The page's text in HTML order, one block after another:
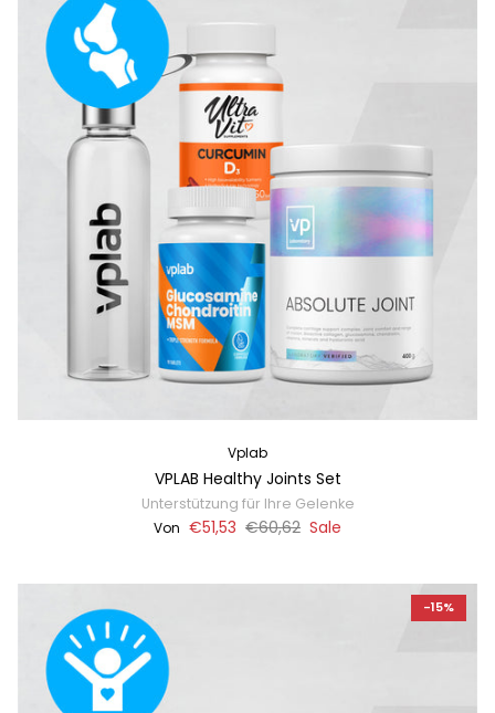
Vplab
VPLAB Healthy Joints Set
Unterstützung für Ihre Gelenke
Von €51,53 €60,62 Sale
-15%